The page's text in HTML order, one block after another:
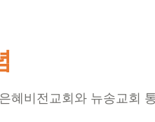
혜비전교회와 뉴송교회